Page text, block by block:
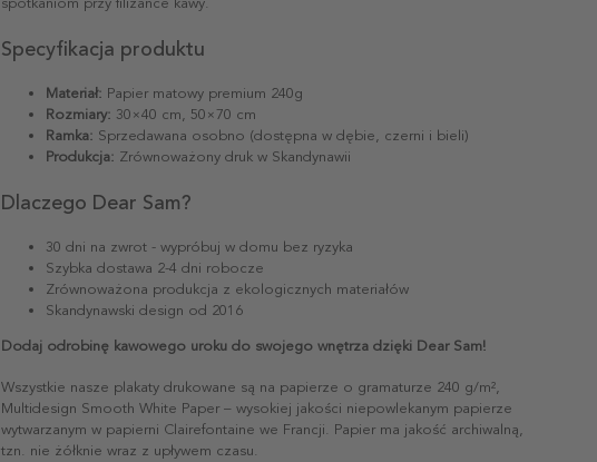
Specyfikacja produktu
Materiał: Papier matowy premium 240g
Rozmiary: 30×40 cm, 50×70 cm
Ramka: Sprzedawana osobno (dostępna w dębie, czerni i bieli)
Produkcja: Zrównoważony druk w Skandynawii
Dlaczego Dear Sam?
30 dni na zwrot - wypróbuj w domu bez ryzyka
Szybka dostawa 2-4 dni robocze
Zrównoważona produkcja z ekologicznych materiałów
Skandynawski design od 2016
Dodaj odrobinę kawowego uroku do swojego wnętrza dzięki Dear Sam!
Wszystkie nasze plakaty drukowane są na papierze o gramaturze 240 g/m²,
Multidesign Smooth White Paper – wysokiej jakości niepowlekanym papierze
wytwarzanym w papierni Clairefontaine we Francji. Papier ma jakość archiwalną,
tzn. nie żółknie wraz z upływem czasu.